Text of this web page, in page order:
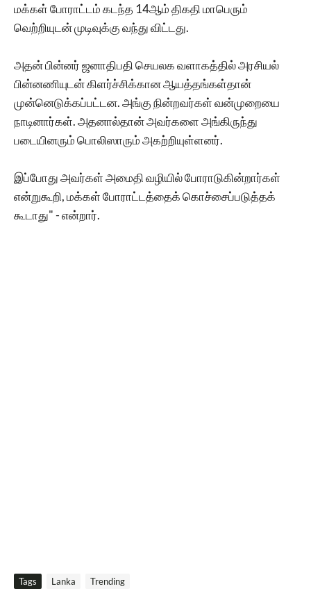
மக்கள் போராட்டம் கடந்த 14ஆம் திகதி மாபெரும்
வெற்றியுடன் முடிவுக்கு வந்து விட்டது.
அதன் பின்னர் ஜனாதிபதி செயலக வளாகத்தில் அரசியல்
பின்னணியுடன் கிளர்ச்சிக்கான ஆயத்தங்கள்தான்
முன்னெடுக்கப்பட்டன. அங்கு நின்றவர்கள் வன்முறையை
நாடினார்கள். அதனால்தான் அவர்களை அங்கிருந்து
படையினரும் பொலிஸாரும் அகற்றியுள்ளனர்.
இப்போது அவர்கள் அமைதி வழியில் போராடுகின்றார்கள்
என்றுகூறி, மக்கள் போராட்டத்தைக் கொச்சைப்படுத்தக்
கூடாது" - என்றார்.
Tags Lanka Trending